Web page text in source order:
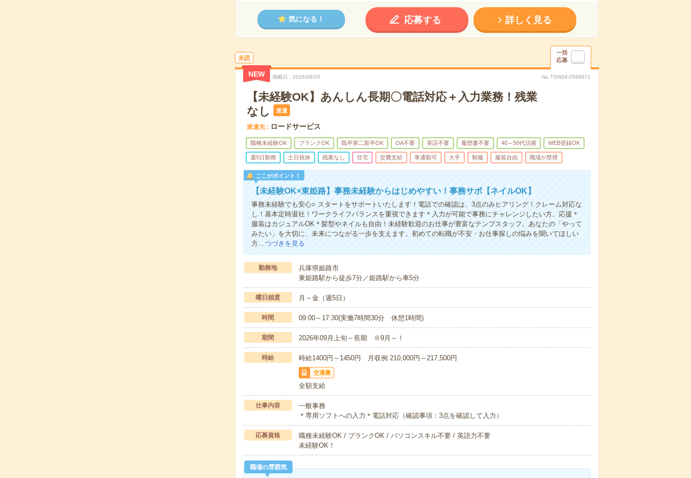
気になる！ 応募する 詳しく見る
未読
一括
応募
NEW 掲載日 2026/08/05 No.TSW26-0588671
【未経験OK】あんしん長期〇電話対応＋入力業務！残業
なし
派遣
派遣先 ロードサービス
職種未経験OK ブランクOK 既卒第二新卒OK OA不要 英語不要 履歴書不要 40～50代活躍 WEB登録OK
週5日勤務 土日祝休 残業なし 住宅 交費支給 車通勤可 大手 制服 服装自由 職場が禁煙
ここがポイント！
【未経験OK×東姫路】事務未経験からはじめやすい！事務サポ【ネイルOK】
事務未経験でも安心○ スタートをサポートいたします！電話での確認は、3点のみヒアリング！クレーム対応な
し！基本定時退社！ワークライフバランスを重視できます＊入力が可能で事務にチャレンジしたい方、応援＊
服装はカジュアルOK＊髪型やネイルも自由！未経験歓迎のお仕事が豊富なテンプスタッフ。あなたの「やって
みたい」を大切に、未来につながる一歩を支えます。初めての転職が不安・お仕事探しの悩みを聞いてほしい
方… つづきを見る
勤務地
兵庫県姫路市
東姫路駅から徒歩7分／姫路駅から車5分
曜日頻度 月～金（週5日）
時間 09:00～17:30(実働7時間30分 休憩1時間)
期間 2026年09月上旬～長期 ※9月～！
時給 時給1400円～1450円 月収例 210,000円～217,500円
交通費
全額支給
仕事内容
一般事務
＊専用ソフトへの入力＊電話対応（確認事項：3点を確認して入力）
応募資格
職種未経験OK / ブランクOK / パソコンスキル不要 / 英語力不要
未経験OK！
職場の雰囲気